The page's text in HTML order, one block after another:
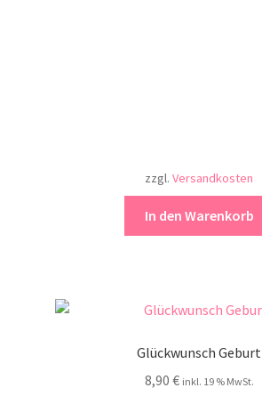
zzgl. Versandkosten
In den Warenkorb
Glückwunsch Geburt
8,90 € inkl. 19 % MwSt.